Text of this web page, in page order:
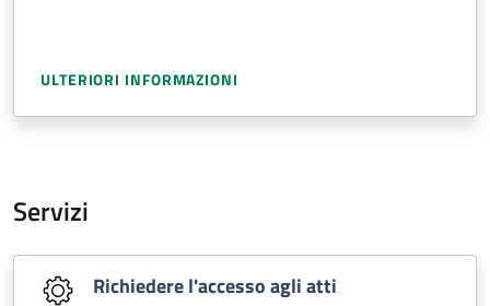
ULTERIORI INFORMAZIONI
Servizi
Richiedere l'accesso agli atti